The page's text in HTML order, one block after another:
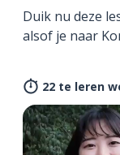
Duik nu deze
alsof je naar
22 te leren